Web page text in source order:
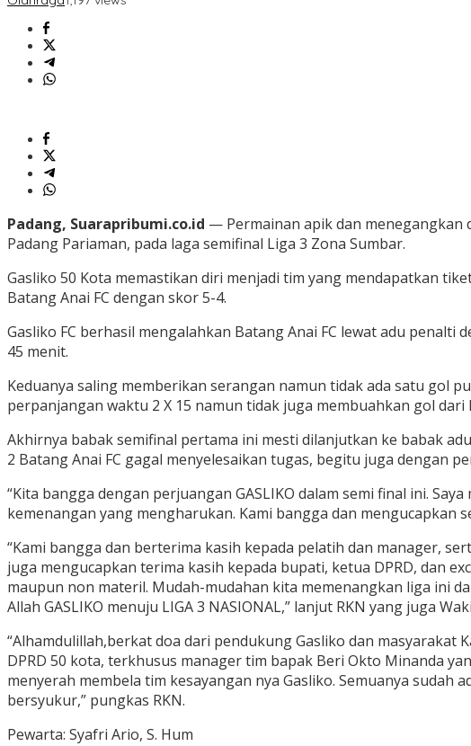
Padang, Suarapribumi.co.id — Permainan apik dan menegangkan
Padang Pariaman, pada laga semifinal Liga 3 Zona Sumbar.
Gasliko 50 Kota memastikan diri menjadi tim yang mendapatkan
Batang Anai FC dengan skor 5-4.
Gasliko FC berhasil mengalahkan Batang Anai FC lewat adu
45 menit.
Keduanya saling memberikan serangan namun tidak ada satu gol
perpanjangan waktu 2 X 15 namun tidak juga membuahkan gol dari
Akhirnya babak semifinal pertama ini mesti dilanjutkan ke babak
2 Batang Anai FC gagal menyelesaikan tugas, begitu juga dengan
“Kita bangga dengan perjuangan GASLIKO dalam semi final ini.
kemenangan yang mengharukan. Kami bangga dan mengucapkan
“Kami bangga dan berterima kasih kepada pelatih dan manager,
juga mengucapkan terima kasih kepada bupati, ketua DPRD, dan
maupun non materil. Mudah-mudahan kita memenangkan liga ini
Allah GASLIKO menuju LIGA 3 NASIONAL,” lanjut RKN yang juga
“Alhamdulillah,berkat doa dari pendukung Gasliko dan
DPRD 50 kota, terkhusus manager tim bapak Beri Okto Minanda
menyerah membela tim kesayangan nya Gasliko. Semuanya sudah
bersyukur,” pungkas RKN.
Pewarta: Syafri Ario, S. Hum